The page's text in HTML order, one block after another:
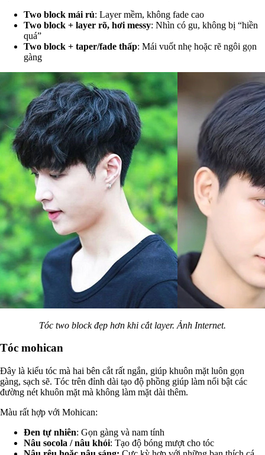
Two block mái rủ: Layer mềm, không fade cao
Two block + layer rõ, hơi messy: Nhìn có gu, không bị “hiền
quá”
Two block + taper/fade thấp: Mái vuốt nhẹ hoặc rẽ ngôi gọn
gàng
Tóc two block đẹp hơn khi cắt layer. Ảnh Internet.
Tóc mohican
Đây là kiểu tóc mà hai bên cắt rất ngắn, giúp khuôn mặt luôn gọn
gàng, sạch sẽ. Tóc trên đỉnh dài tạo độ phồng giúp làm nổi bật các
đường nét khuôn mặt mà không làm mặt dài thêm.
Màu rất hợp với Mohican:
Đen tự nhiên: Gọn gàng và nam tính
Nâu socola / nâu khói: Tạo độ bóng mượt cho tóc